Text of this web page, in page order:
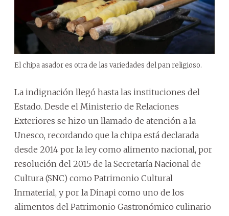
El chipa asador es otra de las variedades del pan religioso.
La indignación llegó hasta las instituciones del
Estado. Desde el Ministerio de Relaciones
Exteriores se hizo un llamado de atención a la
Unesco, recordando que la chipa está declarada
desde 2014 por la ley como alimento nacional, por
resolución del 2015 de la Secretaría Nacional de
Cultura (SNC) como Patrimonio Cultural
Inmaterial, y por la Dinapi como uno de los
alimentos del Patrimonio Gastronómico culinario